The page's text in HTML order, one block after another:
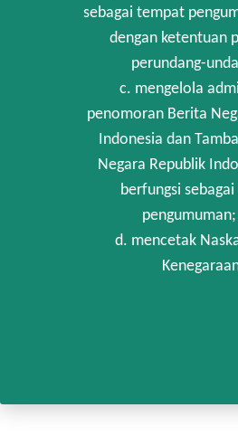
sebagai tempat
dengan ketentuan
perundang-
c. mengelola
penomoran Berita
Indonesia dan
Negara Republik
berfungsi
d. mencetak